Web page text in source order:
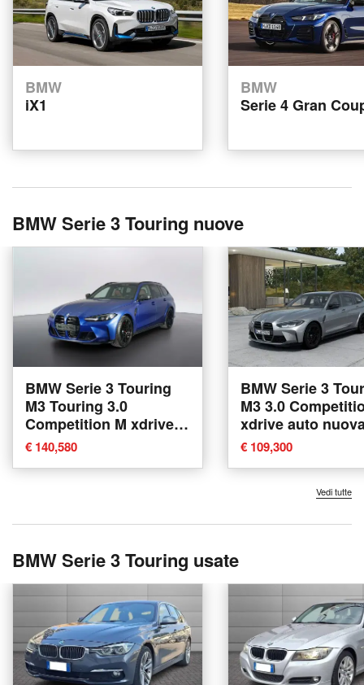
BMW
iX1
BMW
Serie 4 Gran
BMW Serie 3 Touring nuove
BMW Serie 3 Touring
M3 Touring 3.0
Competition M xdrive
auto nuova a San
Benedetto del Tronto
€ 140,580
BMW Serie 3
M3 3.0 Competition M
xdrive auto
Corciano
€ 109,300
Vedi tutte
BMW Serie 3 Touring usate